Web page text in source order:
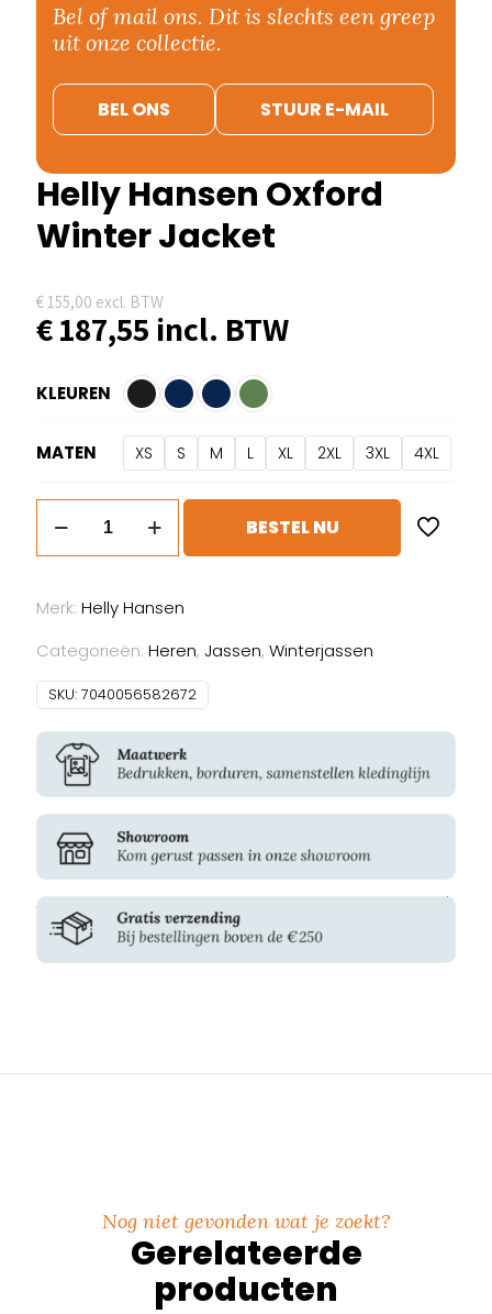
Bel of mail ons. Dit is slechts een greep
uit onze collectie.
BEL ONS STUUR E-MAIL
Helly Hansen Oxford
Winter Jacket
€ 155,00 excl. BTW
€187,55 incl. BTW
KLEUREN
MATEN XS S M L XL 2XL 3XL 4XL
Hansen
Oxford
Jacket
aantal
BESTEL NU
Merk: Helly Hansen
Categorieën: Heren, Jassen, Winterjassen
SKU: 7040056582672
Nog niet gevonden wat je zoekt?
Gerelateerde
producten